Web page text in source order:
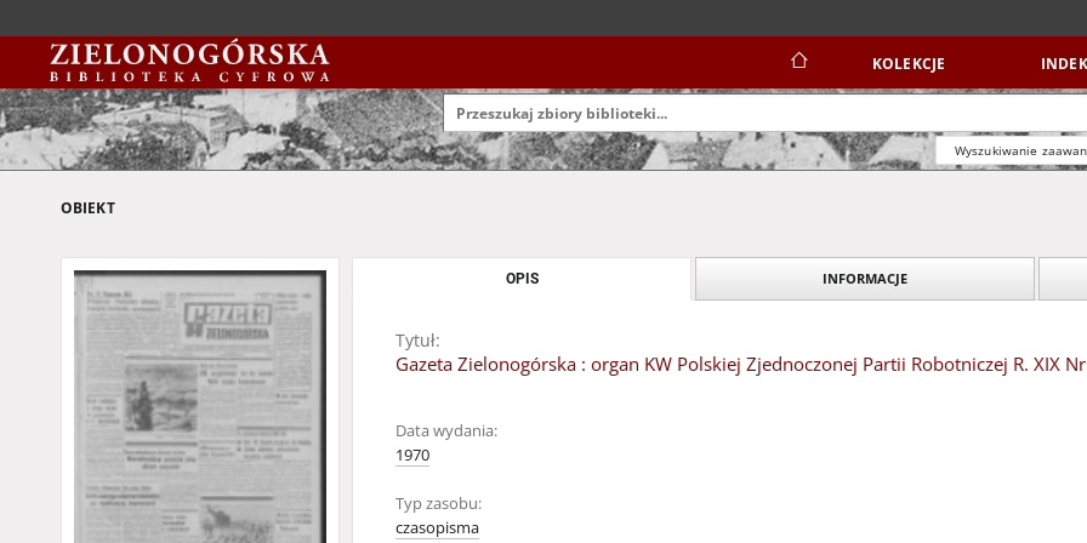
KOLEKCJE
Wyszukiwanie
OBIEKT
OPIS INFORMACJE
Tytuł:
Gazeta Zielonogórska : organ KW Polskiej Zjednoczonej Partii Robotniczej R. XIX
Data wydania:
1970
Typ zasobu:
czasopisma